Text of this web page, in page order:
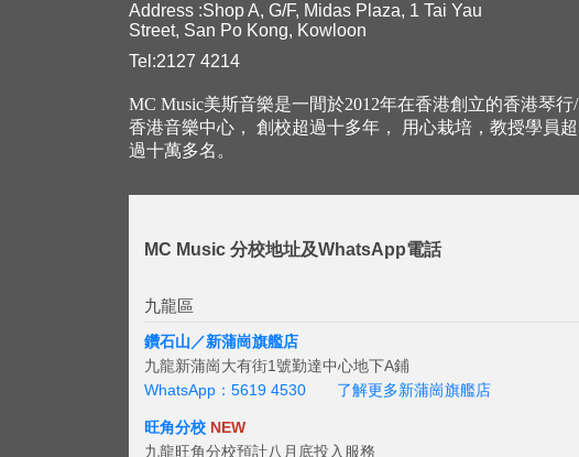
Address :Shop A, G/F, Midas Plaza, 1 Tai Yau
Street, San Po Kong, Kowloon
Tel:2127 4214
MC Music美斯音樂是一間於2012年在香港創立的香港琴行/
香港音樂中心， 創校超過十多年， 用心栽培，教授學員超
過十萬多名。
MC Music 分校地址及WhatsApp電話
九龍區
鑽石山／新蒲崗旗艦店
九龍新蒲崗大有街1號勤達中心地下A鋪
WhatsApp：5619 4530
了解更多新蒲崗旗艦店
旺角分校 NEW
九龍旺角分校預計八月底投入服務